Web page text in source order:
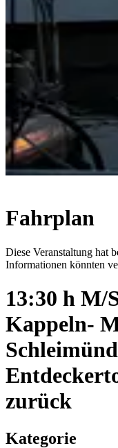
Fahrplan
Diese Veranstaltung hat
Informationen könnten
13:30 h M/
Kappeln-
zurück
Kategorie